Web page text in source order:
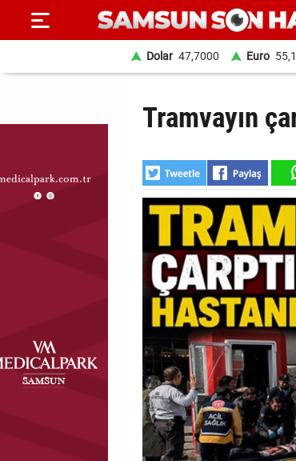
SAYFA
HABER
DÜNYA
MAGAZİN
Dolar 47,7000 Euro
Tramvayın